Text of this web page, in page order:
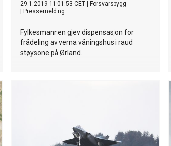
29.1.2019 11:01:53 CET
Forsvarsbygg
Pressemelding
Fylkesmannen gjev dispensasjon for
frådeling av verna våningshus i raud
støysone på Ørland.